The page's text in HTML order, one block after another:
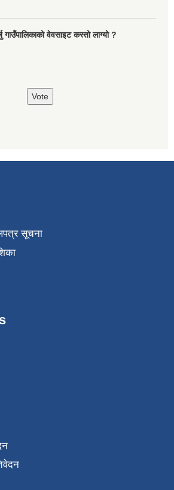
गाउँपालिकाको वेवसाइट कस्तो लाग्यो ?
सूचना